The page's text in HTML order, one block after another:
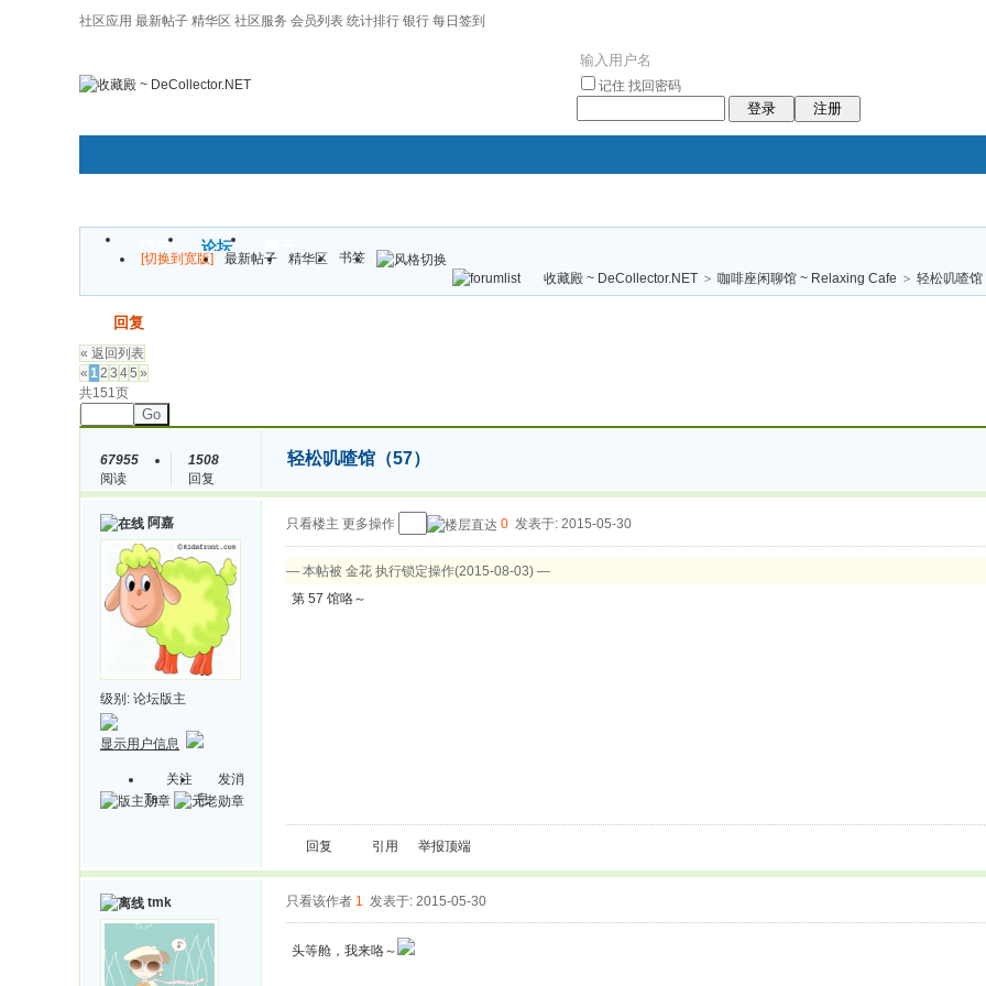
社区应用 最新帖子 精华区 社区服务 会员列表 统计排行 银行 每日签到
记住 找回密码
登录 注册
门户 论坛
褔
袠袠袥眩褦
[切换到宽版] 最新帖子 精华区
书签
收藏殿 ~ DeCollector.NET > 咖啡座闲聊馆 ~ Relaxing Cafe > 轻松叽喳
回复
« 返回列表
« 12 3 45 »
共151页
Go
67955
阅读
1508
回复
轻松叽喳馆（57）
阿嘉
级别: 论坛版主
显示用户信息
关注
Ta
发消
息
只看楼主 更多操作 0 发表于: 2015-05-30
— 本帖被 金花 执行锁定操作(2015-08-03) —
第 57 馆咯～
回复 引用 举报顶端
tmk 只看该作者 1 发表于: 2015-05-30
头等舱，我来咯～